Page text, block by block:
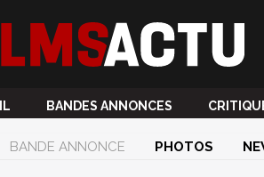
BANDES ANNONCES
BANDE ANNONCE PHOTOS